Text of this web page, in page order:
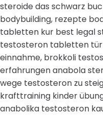
steroide das schwarz
bodybuilding, rezepte
tabletten kur best legal
testosteron tabletten
einnahme, brokkoli
erfahrungen anabola
wege testosteron zu
krafttraining kinder
anabolika testosteron